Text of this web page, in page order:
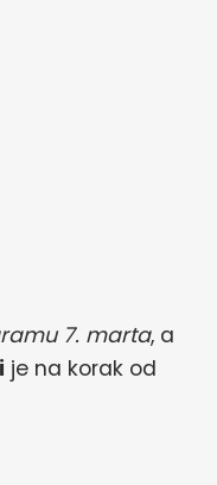
7. marta, a
je na korak od